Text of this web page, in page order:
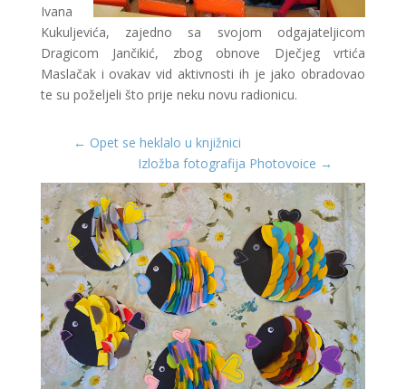
Ivana
Kukuljevića, zajedno sa svojom odgajateljicom
Dragicom Jančikić, zbog obnove Dječjeg vrtića
Maslačak i ovakav vid aktivnosti ih je jako obradovao
te su poželjeli što prije neku novu radionicu.
← Opet se heklalo u knjižnici
Izložba fotografija Photovoice →